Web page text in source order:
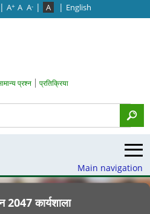
| A+ A A- | A | English
प्रश्न प्रतिक्रिया
Main navigation
2047 कार्यशाला